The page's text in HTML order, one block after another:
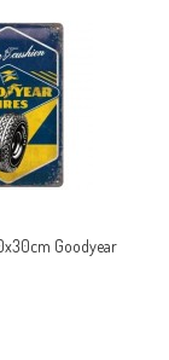
Goodyear